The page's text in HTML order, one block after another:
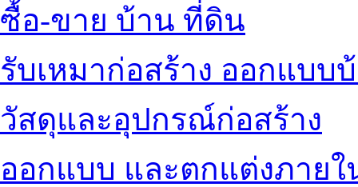
ซื้อ-ขาย บ้าน ที่ดิน
รับเหมาก่อสร้าง ออกแบบ
วัสดุและอุปกรณ์ก่อสร้าง
ออกแบบ และตกแต่งภายใ